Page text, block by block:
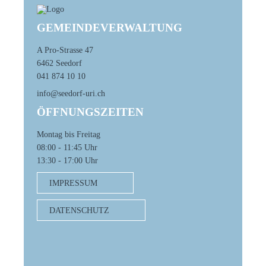
GEMEINDEVERWALTUNG
A Pro-Strasse 47
6462 Seedorf
041 874 10 10
info@seedorf-uri.ch
ÖFFNUNGSZEITEN
Montag bis Freitag
08:00 - 11:45 Uhr
13:30 - 17:00 Uhr
IMPRESSUM
DATENSCHUTZ